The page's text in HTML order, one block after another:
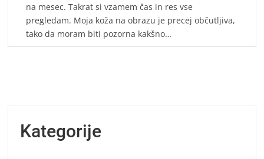
na mesec. Takrat si vzamem čas in res vse
pregledam. Moja koža na obrazu je precej občutljiva,
tako da moram biti pozorna kakšno…
Kategorije